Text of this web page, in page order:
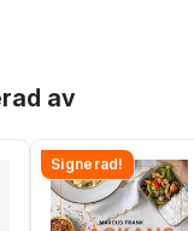
av
Signerad!